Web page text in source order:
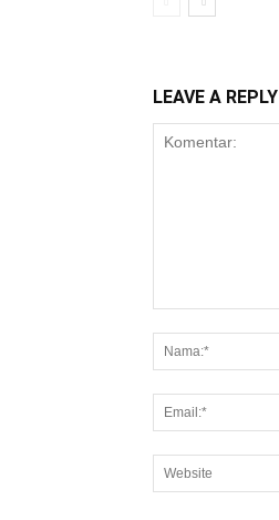
LEAVE A REPLY